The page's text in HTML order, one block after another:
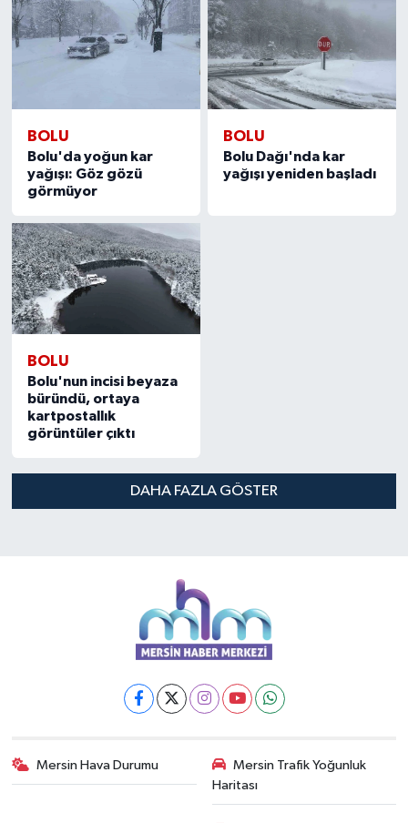
BOLU
Bolu'da yoğun kar
yağışı: Göz gözü
görmüyor
BOLU
Bolu Dağı'nda kar
yağışı yeniden başladı
BOLU
Bolu'nun incisi beyaza
büründü, ortaya
kartpostallık
görüntüler çıktı
DAHA FAZLA GÖSTER
Mersin Hava Durumu
Mersin Trafik Yoğunluk
Haritası